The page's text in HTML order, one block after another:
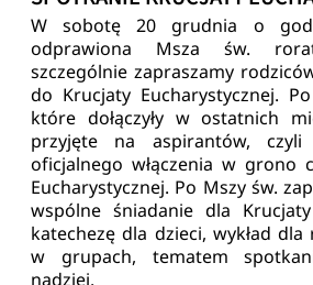
W sobotę 20 grudnia o
odprawiona Msza św.
szczególnie zapraszamy
do Krucjaty Eucharystycznej.
które dołączyły w ostatnich
przyjęte na aspirantów,
oficjalnego włączenia w grono
Eucharystycznej. Po Mszy św.
wspólne śniadanie dla
katechezę dla dzieci, wykład
w grupach, tematem